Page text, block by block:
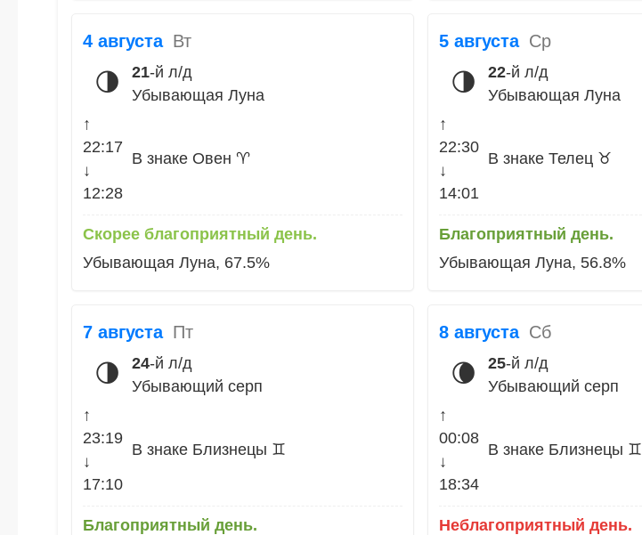
4 августа Вт
🌗 21-й л/д
Убывающая Луна
↑
22:17
↓
12:28
В знаке Овен ♈
Скорее благоприятный день.
Убывающая Луна, 67.5%
5 августа Ср
🌗 22-й л/д
Убывающая Луна
↑
22:30
↓
14:01
В знаке Телец ♉
Благоприятный день.
Убывающая Луна, 56.8%
7 августа Пт
🌗 24-й л/д
Убывающий серп
↑
23:19
↓
17:10
В знаке Близнецы ♊
Благоприятный день.
8 августа Сб
🌘 25-й л/д
Убывающий серп
↑
00:08
↓
18:34
В знаке Близнецы ♊
Неблагоприятный день.